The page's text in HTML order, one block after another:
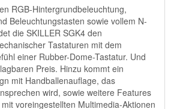
RGB-Hintergrundbeleuchtung,
Beleuchtungstasten sowie vollem N-
die SKILLER SGK4 den
Tastaturen mit dem
einer Rubber-Dome-Tastatur. Und
Preis. Hinzu kommt ein
mit Handballenauflage, das
wird, sowie weitere Features
voreingestellten Multimedia-Aktionen